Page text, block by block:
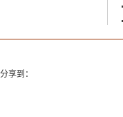
分享到：